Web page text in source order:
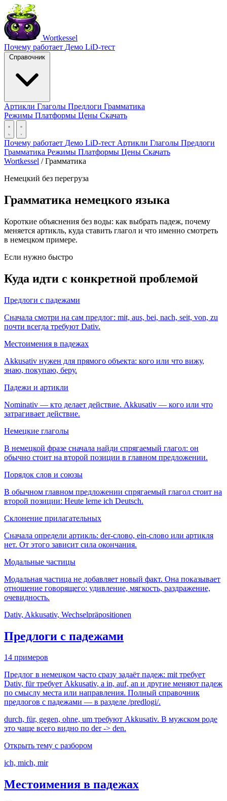
Wortkessel
Почему работает Демо LiD-тест
Справочник
Артикли Глаголы Предлоги Грамматика
Режимы Платформы Цены Скачать
Почему работает Демо LiD-тест Артикли Глаголы Предлоги
Грамматика Режимы Платформы Цены Скачать
Wortkessel / Грамматика
Немецкий без перегруза
Грамматика немецкого языка
Короткие объяснения без воды: как выбрать падеж, почему
меняется артикль, куда ставить глагол и что именно смотреть
в немецком примере.
Если нужно быстро
Куда идти с конкретной проблемой
Предлоги с падежами
Сначала смотри на сам предлог: mit, aus, bei, nach, seit, von, zu
почти всегда требуют Dativ.
Местоимения в падежах
Akkusativ нужен для прямого объекта: кого или что вижу,
знаю, покупаю, беру.
Падежи и артикли
Nominativ — кто делает действие. Akkusativ — кого или что
затрагивает действие.
Немецкие глаголы
В немецкой фразе сначала найди спрягаемый глагол: он
обычно стоит на второй позиции в главном предложении.
Порядок слов и союзы
В обычном главном предложении спрягаемый глагол стоит на
второй позиции: Heute lerne ich Deutsch.
Склонение прилагательных
Сначала определи артикль: der-слово, ein-слово или артикля
нет. От этого зависит сила окончания.
Модальные частицы
Модальная частица не добавляет новый факт. Она показывает
отношение говорящего: удивление, мягкость, раздражение,
очевидность.
Dativ, Akkusativ, Wechselpräpositionen
Предлоги с падежами
14 примеров
Предлог в немецком часто сразу задаёт падеж: mit требует
Dativ, für требует Akkusativ, а in, auf, an и другие меняют падеж
по смыслу места или направления. Полный справочник
предлогов с падежами — в разделе /predlogi/.
durch, für, gegen, ohne, um требуют Akkusativ. В мужском роде
это чаще всего видно по der -> den.
Открыть тему с разбором
ich, mich, mir
Местоимения в падежах